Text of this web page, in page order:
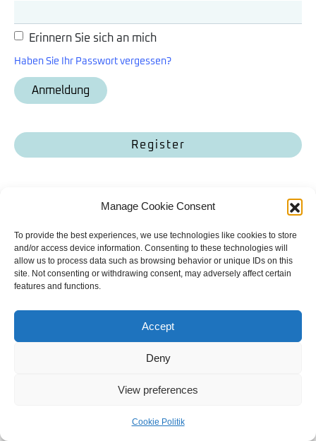
Manage Cookie Consent
To provide the best experiences, we use technologies like cookies to store
and/or access device information. Consenting to these technologies will
allow us to process data such as browsing behavior or unique IDs on this
site. Not consenting or withdrawing consent, may adversely affect certain
features and functions.
Accept
Deny
View preferences
Cookie Politik
Erinnern Sie sich an mich
Haben Sie Ihr Passwort vergessen?
Register
KontaktAllgemeine GeschäftsbedingungenDatenschutzerklärung
Cookie PolitikImpressum
Copyright | 2023